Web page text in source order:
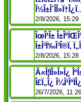
2/8/2026, 15:29
ÎœÎ¹Î±
Î±Î³Ï‰Î³Î®Ï‚
2/8/2026, 15:28
Â«Î¦ÏÎ»Î»Î¿
Î£Ï„Î¿
26/7/2026, 11:26